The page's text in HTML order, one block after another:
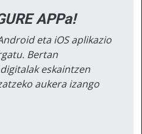
APPa!
eta iOS aplikazio
Bertan
eskaintzen
aukera izango